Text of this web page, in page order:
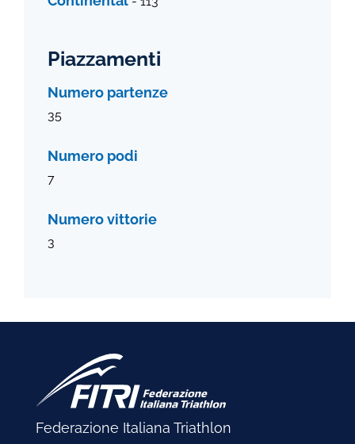
Piazzamenti
Numero partenze
35
Numero podi
7
Numero vittorie
3
Federazione Italiana Triathlon